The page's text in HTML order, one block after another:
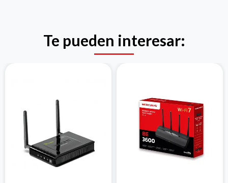
Te pueden interesar: